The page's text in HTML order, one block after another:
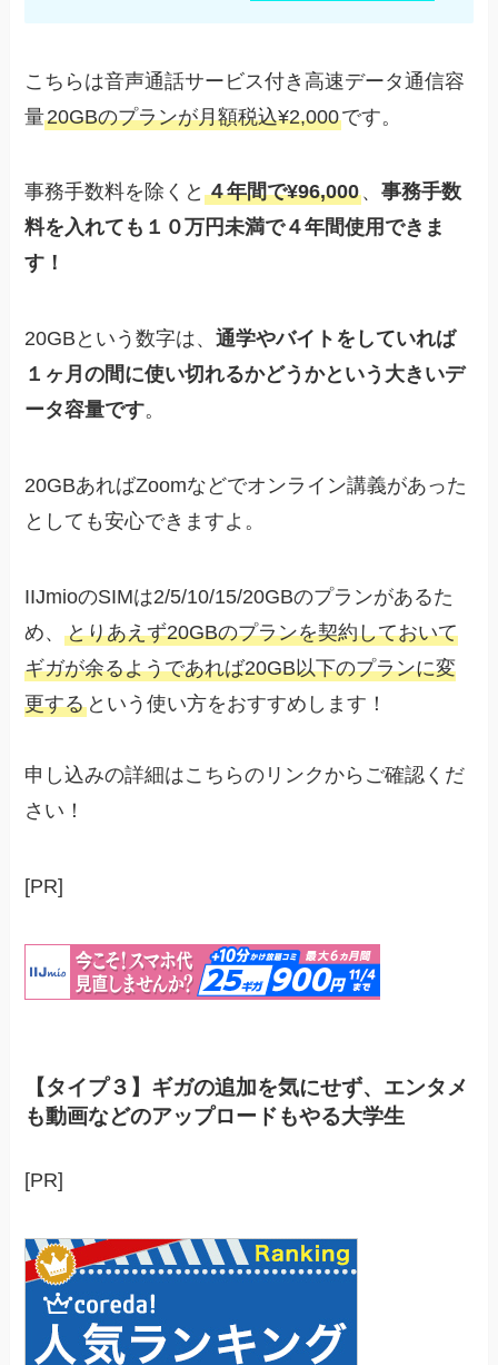
こちらは音声通話サービス付き高速データ通信容
量20GBのプランが月額税込¥2,000です。
事務手数料を除くと４年間で¥96,000、事務手数
料を入れても１０万円未満で４年間使用できま
す！
20GBという数字は、通学やバイトをしていれば
１ヶ月の間に使い切れるかどうかという大きいデ
ータ容量です。
20GBあればZoomなどでオンライン講義があった
としても安心できますよ。
IIJmioのSIMは2/5/10/15/20GBのプランがあるた
め、とりあえず20GBのプランを契約しておいて
ギガが余るようであれば20GB以下のプランに変
更する という使い方をおすすめします！
申し込みの詳細はこちらのリンクからご確認くだ
さい！
[PR]
【タイプ３】ギガの追加を気にせず、エンタメ
も動画などのアップロードもやる大学生
[PR]